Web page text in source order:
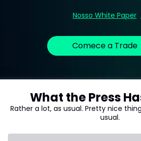
Nosso White Paper
Comece a Trade
What the Press
Rather a lot, as usual. Pretty nice
usual.